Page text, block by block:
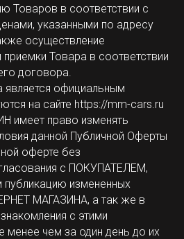
Товаров в соответствии с
указанными по адресу
осуществление
Товара в соответствии
договора.
является официальным
на сайте https://mm-cars.ru
имеет право изменять
данной Публичной Оферты
оферте без
с ПОКУПАТЕЛЕМ,
публикацию измененных
МАГАЗИНА, а так же в
с этими
менее чем за один день до их